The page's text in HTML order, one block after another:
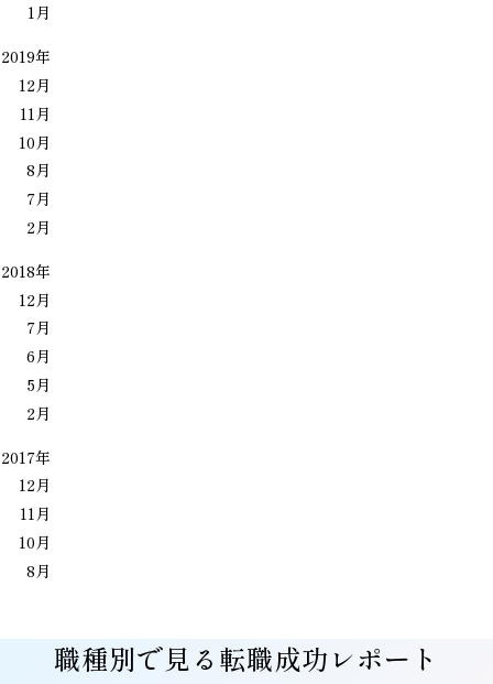
1月
2019年
12月
11月
10月
8月
7月
2月
2018年
12月
7月
6月
5月
2月
2017年
12月
11月
10月
8月
職種別で見る 転職成功レポート